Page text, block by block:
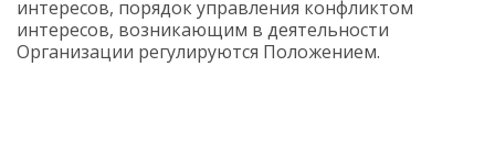
интересов, порядок управления конфликтом
интересов, возникающим в деятельности
Организации регулируются Положением.